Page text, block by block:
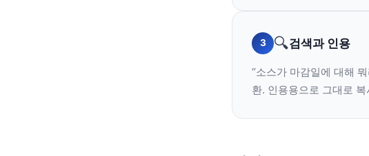
3 🔍검색과 인용
“소스가 마감일에 대해
환. 인용용으로 그대로 복